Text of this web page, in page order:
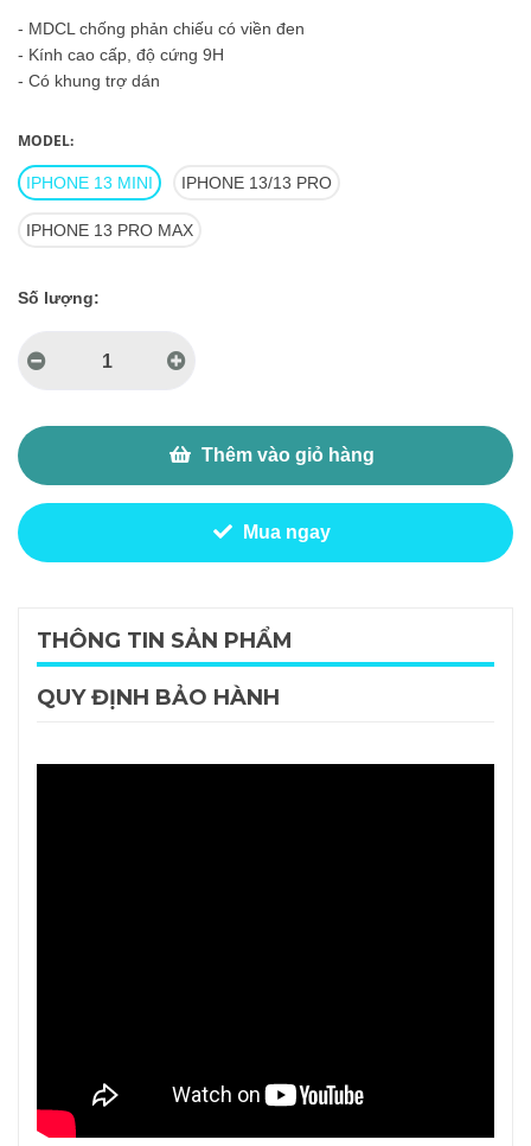
- MDCL chống phản chiếu có viền đen
- Kính cao cấp, độ cứng 9H
- Có khung trợ dán
MODEL:
IPHONE 13 MINI IPHONE 13/13 PRO
IPHONE 13 PRO MAX
Số lượng:
Thêm vào giỏ hàng
Mua ngay
THÔNG TIN SẢN PHẨM
QUY ĐỊNH BẢO HÀNH